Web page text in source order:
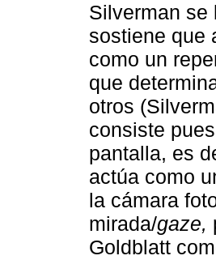
Silverman se
sostiene que
como un
que
otros
consiste
pantalla, es
actúa como
la cámara
mirada/gaze,
Goldblatt